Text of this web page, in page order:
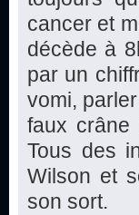
cancer et
décède à
par un
vomi,
faux crâne
Tous des
Wilson et
son sort.